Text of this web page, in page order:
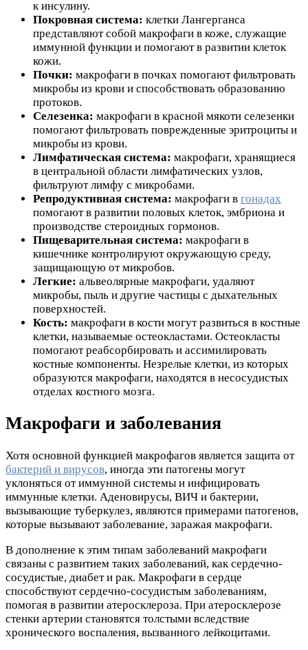
к инсулину.
Покровная система: клетки Лангерганса
представляют собой макрофаги в коже, служащие
иммунной функции и помогают в развитии клеток
кожи.
Почки: макрофаги в почках помогают фильтровать
микробы из крови и способствовать образованию
протоков.
Селезенка: макрофаги в красной мякоти селезенки
помогают фильтровать поврежденные эритроциты и
микробы из крови.
Лимфатическая система: макрофаги, хранящиеся
в центральной области лимфатических узлов,
фильтруют лимфу с микробами.
Репродуктивная система: макрофаги в гонадах
помогают в развитии половых клеток, эмбриона и
производстве стероидных гормонов.
Пищеварительная система: макрофаги в
кишечнике контролируют окружающую среду,
защищающую от микробов.
Легкие: альвеолярные макрофаги, удаляют
микробы, пыль и другие частицы с дыхательных
поверхностей.
Кость: макрофаги в кости могут развиться в костные
клетки, называемые остеокластами. Остеокласты
помогают реабсорбировать и ассимилировать
костные компоненты. Незрелые клетки, из которых
образуются макрофаги, находятся в несосудистых
отделах костного мозга.
Макрофаги и заболевания
Хотя основной функцией макрофагов является защита от
бактерий и вирусов, иногда эти патогены могут
уклоняться от иммунной системы и инфицировать
иммунные клетки. Аденовирусы, ВИЧ и бактерии,
вызывающие туберкулез, являются примерами патогенов,
которые вызывают заболевание, заражая макрофаги.
В дополнение к этим типам заболеваний макрофаги
связаны с развитием таких заболеваний, как сердечно-
сосудистые, диабет и рак. Макрофаги в сердце
способствуют сердечно-сосудистым заболеваниям,
помогая в развитии атеросклероза. При атеросклерозе
стенки артерии становятся толстыми вследствие
хронического воспаления, вызванного лейкоцитами.